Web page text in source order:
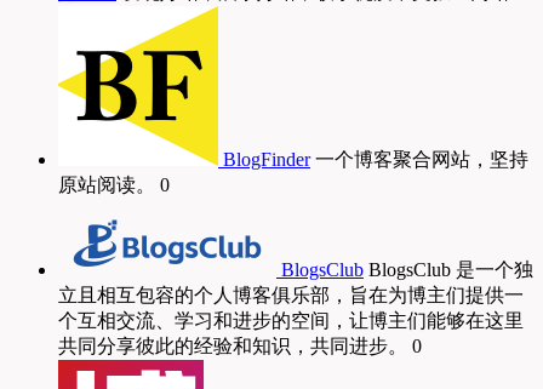
BlogFinder一个博客聚合网站，坚持
原站阅读。 0
BlogsClub BlogsClub 是一个独
立且相互包容的个人博客俱乐部，旨在为博主们提供一
个互相交流、学习和进步的空间，让博主们能够在这里
共同分享彼此的经验和知识，共同进步。 0